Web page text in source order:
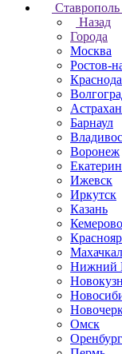
Ставрополь
Назад
Города
Москва
Ростов-
Барнаул
Воронеж
Ижевск
Иркутск
Казань
Кемерово
Нижний
Омск
Оренбург